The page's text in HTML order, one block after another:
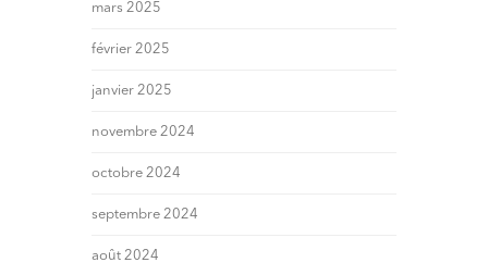
mars 2025
février 2025
janvier 2025
novembre 2024
octobre 2024
septembre 2024
août 2024